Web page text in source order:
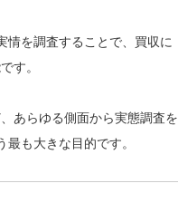
情を調査することで、買収に
す。
あらゆる側面から実態調査を
も大きな目的です。